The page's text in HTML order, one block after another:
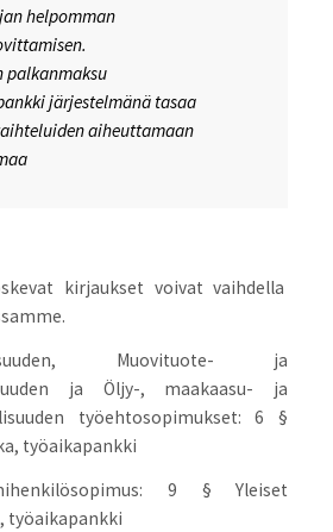
helpomman
palkanmaksu
järjestelmänä tasaa
aiheuttamaan
kirjaukset voivat vaihdella
Muovituote- ja
ja Öljy-, maakaasu- ja
työehtosopimukset: 6 §
työaikapankki
9 § Yleiset
työaikapankki